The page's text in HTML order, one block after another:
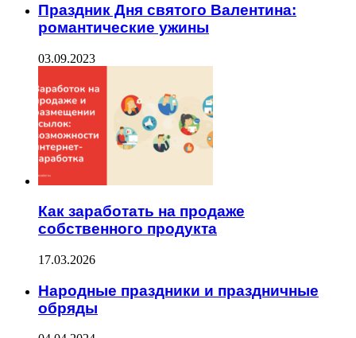
Праздник Дня святого Валентина:
романтические ужины
03.09.2023
Как заработать на продаже
собственного продукта
17.03.2026
Народные праздники и праздничные
обряды